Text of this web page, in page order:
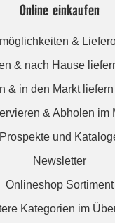
Online einkaufen
&
& nach Hause
& in den Markt
& Abholen im
Prospekte und
Newsletter
Onlineshop Sortiment
Kategorien im